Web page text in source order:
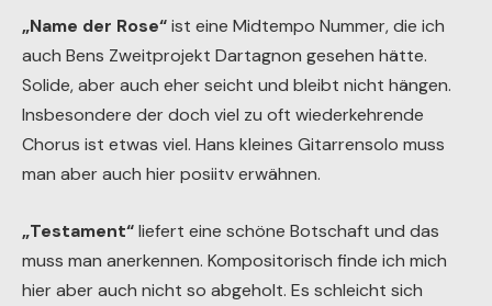
„Name der Rose“ist eine Midtempo Nummer, die ich
auch Bens Zweitprojekt Dartagnon gesehen hätte.
Solide, aber auch eher seicht und bleibt nicht hängen.
Insbesondere der doch viel zu oft wiederkehrende
Chorus ist etwas viel. Hans kleines Gitarrensolo muss
man aber auch hier posiitv erwähnen.
„Testament“liefert eine schöne Botschaft und das
muss man anerkennen. Kompositorisch finde ich mich
hier aber auch nicht so abgeholt. Es schleicht sich